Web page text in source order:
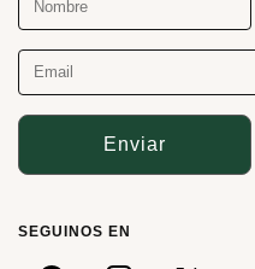
Enviar
SEGUINOS EN